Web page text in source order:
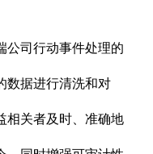
公司行动事件处理的
数据进行清洗和对
相关者及时、准确地